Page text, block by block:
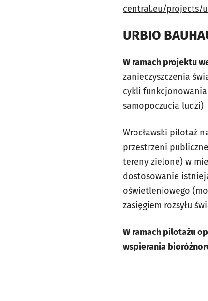
central.eu/projects/
URBIO
W ramach projektu
zanieczyszczenia
cykli
samopoczucia
Wrocławski pilotaż
przestrzeni
tereny zielone) w
dostosowanie
oświetleniowego
zasięgiem rozsyłu
W ramach pilotażu
wspierania